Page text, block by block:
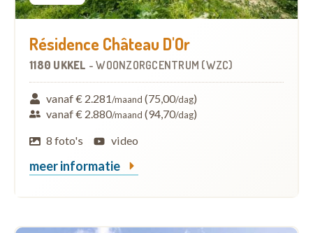
Résidence Château D'Or
1180 UKKEL -WOONZORGCENTRUM (WZC)
vanaf € 2.281/maand (75,00/dag)
vanaf € 2.880/maand (94,70/dag)
8 foto's
video
meer informatie